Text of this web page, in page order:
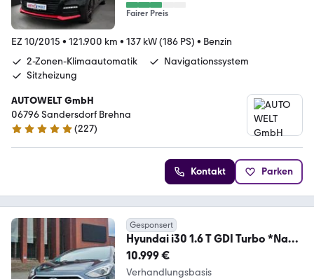
Fairer Preis
EZ 10/2015 • 121.900 km • 137 kW (186 PS) • Benzin
2-Zonen-Klimaautomatik
Navigationssystem
Sitzheizung
AUTOWELT GmbH
06796 Sandersdorf Brehna
4.8 Sterne
(227)
Kontakt Parken
Gesponsert
Hyundai i30 1.6 T GDI Turbo *Navi*
*Panorama*
10.999 €
Verhandlungsbasis